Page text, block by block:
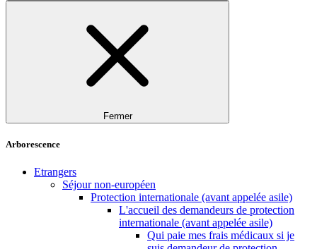
Fermer
Arborescence
Etrangers
Séjour non-européen
Protection internationale (avant appelée asile)
L'accueil des demandeurs de protection
internationale (avant appelée asile)
Qui paie mes frais médicaux si je